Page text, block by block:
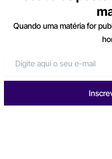
Quando uma matéria for